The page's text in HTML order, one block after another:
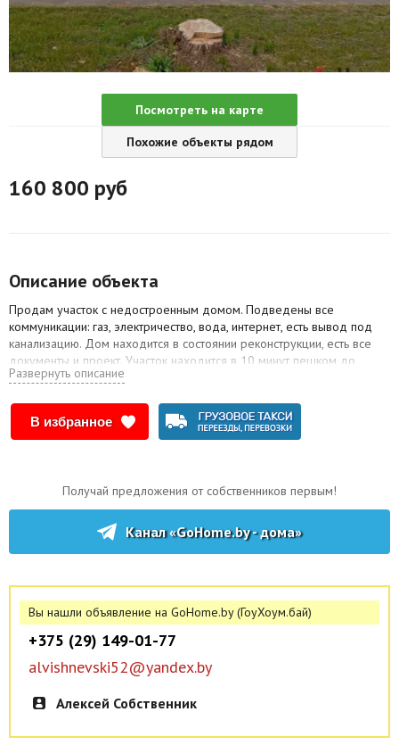
Новости
Агентства
Грузовое такси
Способы оплаты
Реклама на сайте
Посмотреть на карте
Похожие объекты рядом
160 800 руб
Описание объекта
Продам участок с недостроенным домом. Подведены все
коммуникации: газ, электричество, вода, интернет, есть вывод под
канализацию. Дом находится в состоянии реконструкции, есть все
документы и проект. Участок находится в 10 минут пешком до
центра города. Расположен в тихой тупиковой улице.Рядом школа,
рядом озеро с пляжем
Развернуть описание
В избранное
Канал «GoHome.by - дома»
Получай предложения от собственников первым!
Вы нашли объявление на GoHome.by (ГоуХоум.бай)
+375 (29) 149-01-77
alvishnevski52@yandex.by
Алексей Собственник